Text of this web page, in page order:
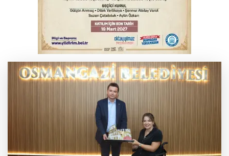
Bursa'da tavuk çiftliğinde yangın
Bursa'da kontrolden çıkan araç orta
refüje çıktı